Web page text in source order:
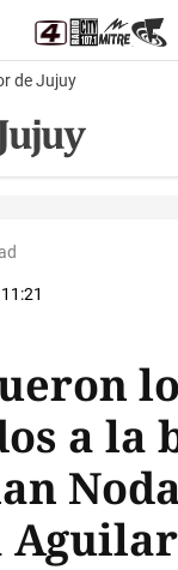
de Jujuy
a la
Aguilar